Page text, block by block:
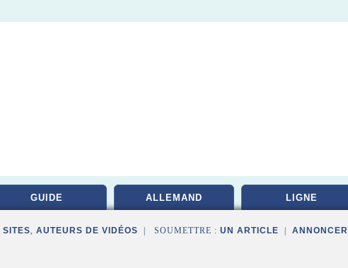
GUIDE ALLEMAND LIGNE
SITES, AUTEURS DE VIDÉOS | SOUMETTRE : UN ARTICLE ANNONCER